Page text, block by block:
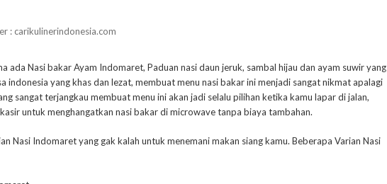
: carikulinerindonesia.com
ada Nasi bakar Ayam Indomaret, Paduan nasi daun jeruk, sambal hijau dan ayam suwir yang
indonesia yang khas dan lezat, membuat menu nasi bakar ini menjadi sangat nikmat apalagi
sangat terjangkau membuat menu ini akan jadi selalu pilihan ketika kamu lapar di jalan,
untuk menghangatkan nasi bakar di microwave tanpa biaya tambahan.
Nasi Indomaret yang gak kalah untuk menemani makan siang kamu. Beberapa Varian Nasi